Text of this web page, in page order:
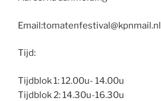
Email:tomatenfestival@kpnmail.nl
Tijd:
Tijdblok 1: 12.00u- 14.00u
Tijdblok 2: 14.30u-16.30u